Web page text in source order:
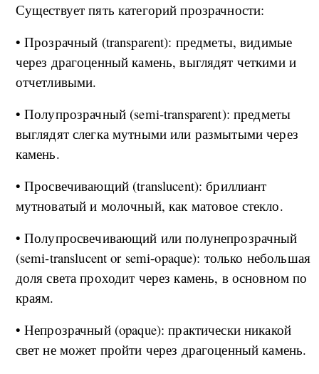
Существует пять категорий прозрачности:
• Прозрачный (transparent): предметы, видимые
через драгоценный камень, выглядят четкими и
отчетливыми.
• Полупрозрачный (semi-transparent): предметы
выглядят слегка мутными или размытыми через
камень.
• Просвечивающий (translucent): бриллиант
мутноватый и молочный, как матовое стекло.
• Полупросвечивающий или полунепрозрачный
(semi-translucent or semi-opaque): только небольшая
доля света проходит через камень, в основном по
краям.
• Непрозрачный (opaque): практически никакой
свет не может пройти через драгоценный камень.